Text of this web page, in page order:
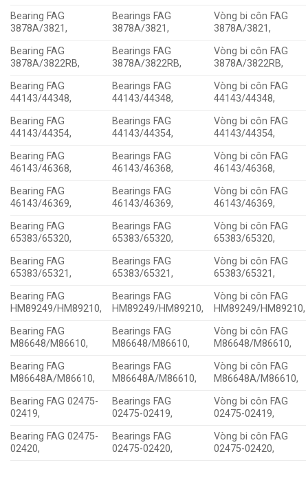
Bearing FAG
3878A/3821,
Bearings FAG
3878A/3821,
Vòng bi côn FAG
3878A/3821,
Bearing FAG
3878A/3822RB,
Bearings FAG
3878A/3822RB,
Vòng bi côn FAG
3878A/3822RB,
Bearing FAG
44143/44348,
Bearings FAG
44143/44348,
Vòng bi côn FAG
44143/44348,
Bearing FAG
44143/44354,
Bearings FAG
44143/44354,
Vòng bi côn FAG
44143/44354,
Bearing FAG
46143/46368,
Bearings FAG
46143/46368,
Vòng bi côn FAG
46143/46368,
Bearing FAG
46143/46369,
Bearings FAG
46143/46369,
Vòng bi côn FAG
46143/46369,
Bearing FAG
65383/65320,
Bearings FAG
65383/65320,
Vòng bi côn FAG
65383/65320,
Bearing FAG
65383/65321,
Bearings FAG
65383/65321,
Vòng bi côn FAG
65383/65321,
Bearing FAG
HM89249/HM89210,
Bearings FAG
HM89249/HM89210,
Vòng bi côn FAG
HM89249/HM89210,
Bearing FAG
M86648/M86610,
Bearings FAG
M86648/M86610,
Vòng bi côn FAG
M86648/M86610,
Bearing FAG
M86648A/M86610,
Bearings FAG
M86648A/M86610,
Vòng bi côn FAG
M86648A/M86610,
Bearing FAG 02475-
02419,
Bearings FAG
02475-02419,
Vòng bi côn FAG
02475-02419,
Bearing FAG 02475-
02420,
Bearings FAG
02475-02420,
Vòng bi côn FAG
02475-02420,